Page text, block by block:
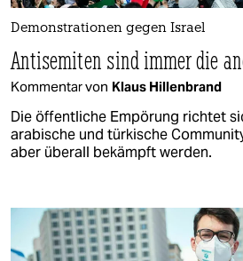
Demonstrationen gegen Israel
Antisemiten sind immer die
Kommentar von Klaus Hillenbrand
Die öffentliche Empörung richtet
arabische und türkische
aber überall bekämpft werden.